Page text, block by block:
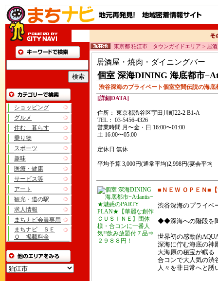
ショッピング
グルメ
住む 暮らす
乗り物
スポーツ
趣味
医療・健康
サービス等
アート
観光・道の駅
求人情報
まちナビ会員専用
まちナビ ＳＥ
Ｏ 掲載料金
東京都 狛江市 タウンガイドエリア > 居
居酒屋・焼肉・ダイニングバー
個室 深海DINING 海底都市
渋谷深海のプライベート個室空間伝説の海底
[詳細DATA]
住所： 東京都渋谷区宇田川町22-2 B1-A
TEL： 03-5456-4326
営業時間 月〜金・日 16:00〜01:00
土 16:00〜05:00
定休日 無休
平均予算 3,000円(通常平均)2,998円(宴会平均
★魅惑のPARTY
PLAN★【華麗な創作
ＣＵＳＩＮＥ】団体
様・合コンに一番人
気!!飲み放題付７品⇒
２９８８円！
■ＮＥＷ ＯＰＥＮ■
渋谷深海のプライベ
◆◆深海への階段を
世界初の感動的
深海に佇む海底の
大海原の秘宝
合コンで大人気の渋
人々を非日常へと誘